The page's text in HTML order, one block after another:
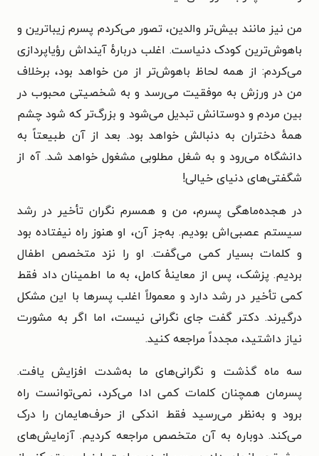
من نیز مانند بیش‌تر والدین، تصور می‌کردم پسرم زیباترین و
باهوش‌ترین کودک دنیاست. اغلب دربارهٔ آیند‌اش رؤیاپردازی
می‌کردم: از همه لحاظ باهوش‌تر از من خواهد بود، برخلاف
من در ورزش به موفقیت می‌رسد و به شخصیتی محبوب در
بین مردم و دوستانش تبدیل می‌شود و بزرگ‌تر که شود چشم
همهٔ دختران به دنبالش خواهد بود. بعد از آن طبیعتاً به
دانشگاه می‌رود و به شغل مطلوبی مشغول خواهد شد. آه از
شگفتی‌های دنیای خیالی!
در هجده‌ماهگی پسرم، من و همسرم نگران تأخیر در رشد
سیستم عصبی‌اش بودیم. به‌جز آن، او هنوز راه نیفتاده بود
و کلمات بسیار کمی می‌گفت. او را نزد متخصص اطفال
بردیم. پزشک، پس از معاینهٔ کامل، به ما اطمینان داد فقط
کمی تأخیر در رشد دارد و معمولاً اغلب پسرها با این مشکل
درگیرند. دکتر گفت جای نگرانی نیست، اما اگر به مشورت
نیاز داشتید، مجدداً مراجعه کنید.
سه ماه گذشت و نگرانی‌های ما به‌شدت افزایش یافت.
پسرمان همچنان کلمات کمی ادا می‌کرد، نمی‌توانست راه
برود و به‌نظر می‌رسید فقط اندکی از حرف‌هایمان را درک
می‌کند. دوباره به آن متخصص مراجعه کردیم. آزمایش‌های